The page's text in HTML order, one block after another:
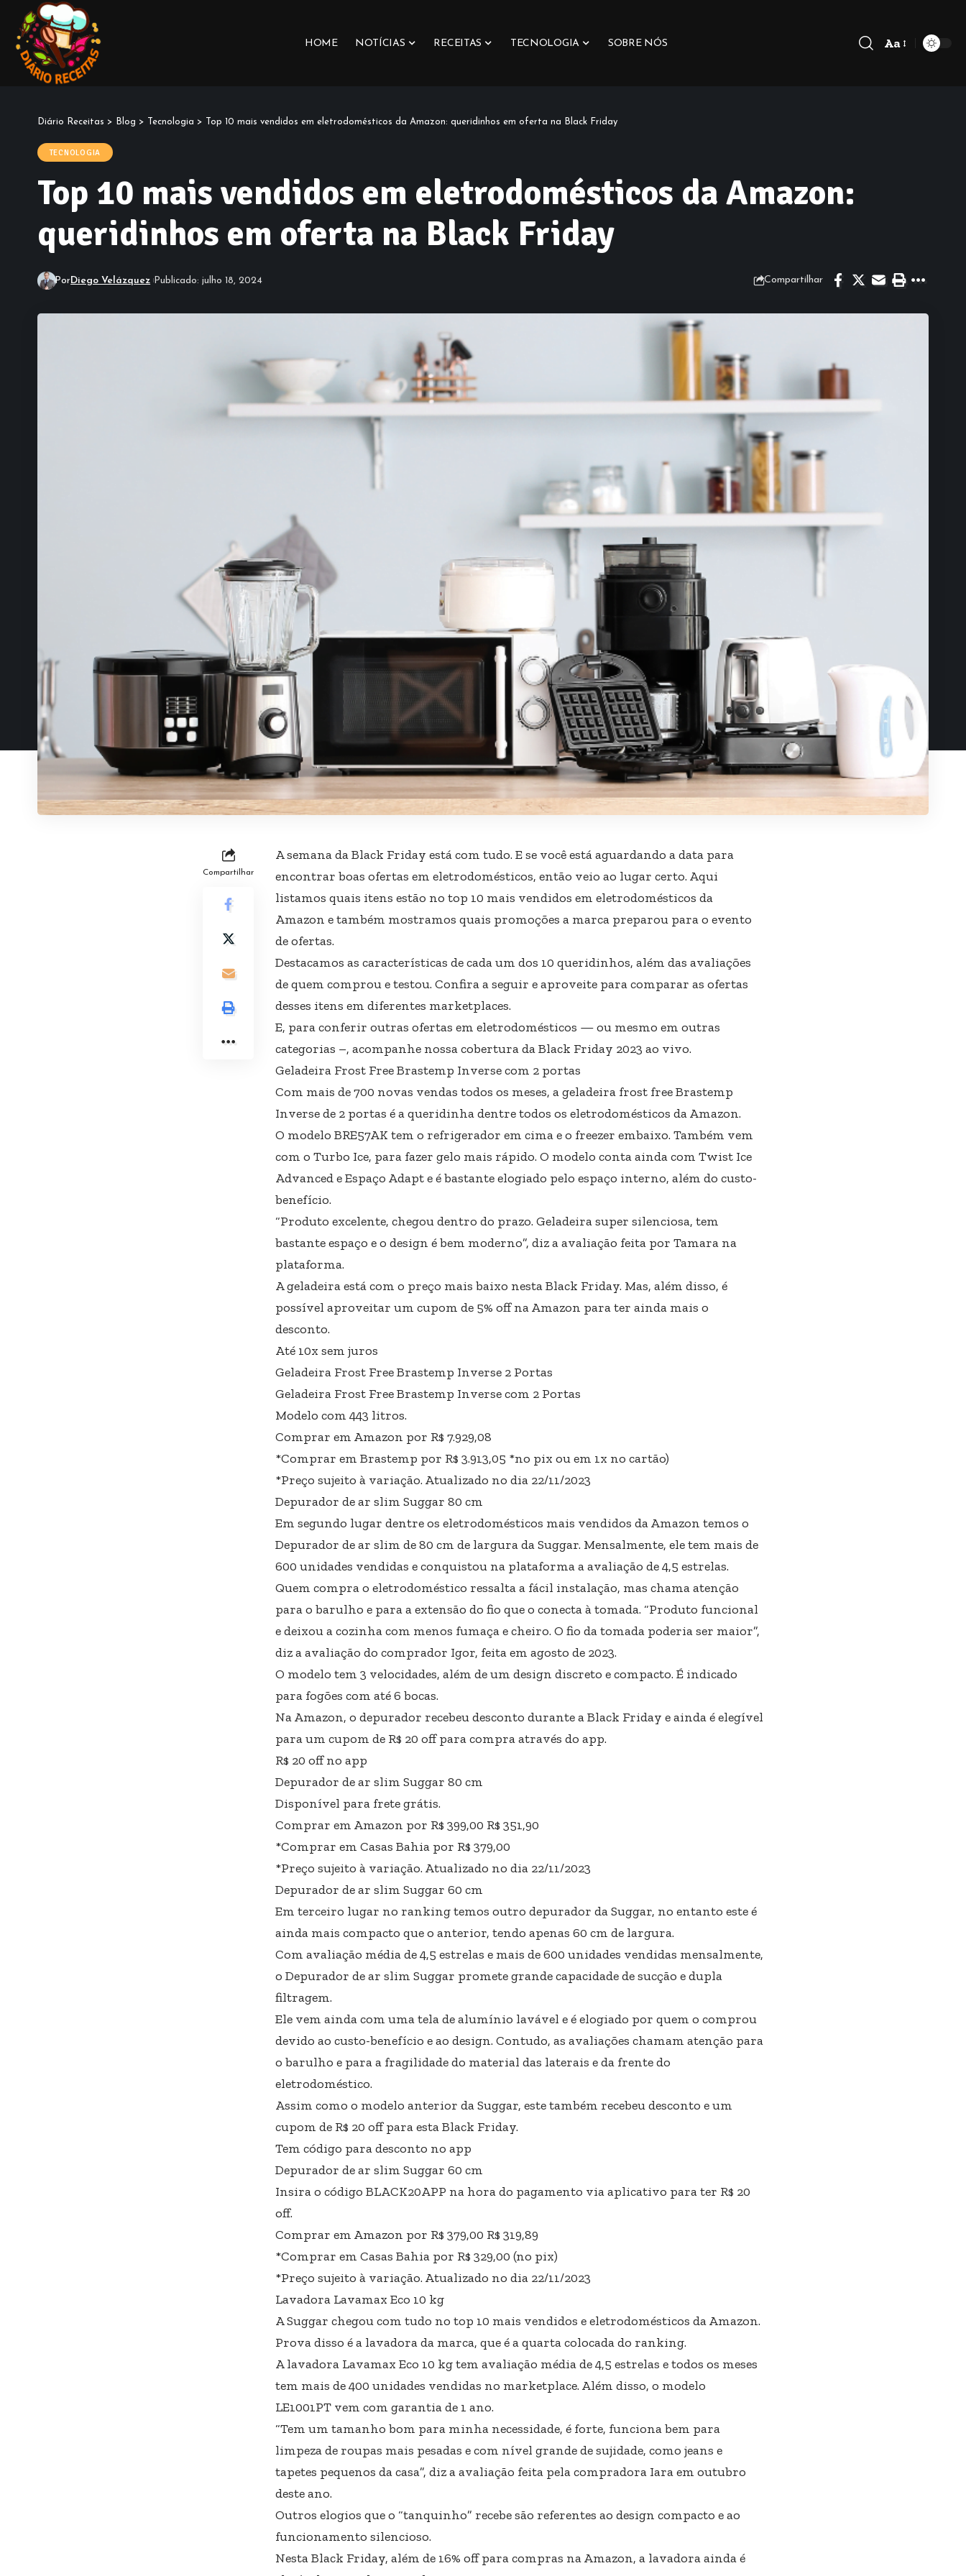
HOME NOTÍCIAS RECEITAS TECNOLOGIA SOBRE NÓS Aa
Diário Receitas > Blog > Tecnologia > Top 10 mais vendidos em eletrodomésticos da Amazon: queridinhos em oferta na Black Friday
TECNOLOGIA
Top 10 mais vendidos em eletrodomésticos da Amazon:
queridinhos em oferta na Black Friday
PorDiego Velázquez Publicado: julho 18, 2024 Compartilhar
Compartilhar
A semana da Black Friday está com tudo. E se você está aguardando a data para
encontrar boas ofertas em eletrodomésticos, então veio ao lugar certo. Aqui
listamos quais itens estão no top 10 mais vendidos em eletrodomésticos da
Amazon e também mostramos quais promoções a marca preparou para o evento
de ofertas.
Destacamos as características de cada um dos 10 queridinhos, além das avaliações
de quem comprou e testou. Confira a seguir e aproveite para comparar as ofertas
desses itens em diferentes marketplaces.
E, para conferir outras ofertas em eletrodomésticos — ou mesmo em outras
categorias –, acompanhe nossa cobertura da Black Friday 2023 ao vivo.
Geladeira Frost Free Brastemp Inverse com 2 portas
Com mais de 700 novas vendas todos os meses, a geladeira frost free Brastemp
Inverse de 2 portas é a queridinha dentre todos os eletrodomésticos da Amazon.
O modelo BRE57AK tem o refrigerador em cima e o freezer embaixo. Também vem
com o Turbo Ice, para fazer gelo mais rápido. O modelo conta ainda com Twist Ice
Advanced e Espaço Adapt e é bastante elogiado pelo espaço interno, além do custo-
benefício.
“Produto excelente, chegou dentro do prazo. Geladeira super silenciosa, tem
bastante espaço e o design é bem moderno”, diz a avaliação feita por Tamara na
plataforma.
A geladeira está com o preço mais baixo nesta Black Friday. Mas, além disso, é
possível aproveitar um cupom de 5% off na Amazon para ter ainda mais o
desconto.
Até 10x sem juros
Geladeira Frost Free Brastemp Inverse 2 Portas
Geladeira Frost Free Brastemp Inverse com 2 Portas
Modelo com 443 litros.
Comprar em Amazon por R$ 7.929,08
*Comprar em Brastemp por R$ 3.913,05 *no pix ou em 1x no cartão)
*Preço sujeito à variação. Atualizado no dia 22/11/2023
Depurador de ar slim Suggar 80 cm
Em segundo lugar dentre os eletrodomésticos mais vendidos da Amazon temos o
Depurador de ar slim de 80 cm de largura da Suggar. Mensalmente, ele tem mais de
600 unidades vendidas e conquistou na plataforma a avaliação de 4,5 estrelas.
Quem compra o eletrodoméstico ressalta a fácil instalação, mas chama atenção
para o barulho e para a extensão do fio que o conecta à tomada. “Produto funcional
e deixou a cozinha com menos fumaça e cheiro. O fio da tomada poderia ser maior”,
diz a avaliação do comprador Igor, feita em agosto de 2023.
O modelo tem 3 velocidades, além de um design discreto e compacto. É indicado
para fogões com até 6 bocas.
Na Amazon, o depurador recebeu desconto durante a Black Friday e ainda é elegível
para um cupom de R$ 20 off para compra através do app.
R$ 20 off no app
Depurador de ar slim Suggar 80 cm
Disponível para frete grátis.
Comprar em Amazon por R$ 399,00 R$ 351,90
*Comprar em Casas Bahia por R$ 379,00
*Preço sujeito à variação. Atualizado no dia 22/11/2023
Depurador de ar slim Suggar 60 cm
Em terceiro lugar no ranking temos outro depurador da Suggar, no entanto este é
ainda mais compacto que o anterior, tendo apenas 60 cm de largura.
Com avaliação média de 4,5 estrelas e mais de 600 unidades vendidas mensalmente,
o Depurador de ar slim Suggar promete grande capacidade de sucção e dupla
filtragem.
Ele vem ainda com uma tela de alumínio lavável e é elogiado por quem o comprou
devido ao custo-benefício e ao design. Contudo, as avaliações chamam atenção para
o barulho e para a fragilidade do material das laterais e da frente do
eletrodoméstico.
Assim como o modelo anterior da Suggar, este também recebeu desconto e um
cupom de R$ 20 off para esta Black Friday.
Tem código para desconto no app
Depurador de ar slim Suggar 60 cm
Insira o código BLACK20APP na hora do pagamento via aplicativo para ter R$ 20
off.
Comprar em Amazon por R$ 379,00 R$ 319,89
*Comprar em Casas Bahia por R$ 329,00 (no pix)
*Preço sujeito à variação. Atualizado no dia 22/11/2023
Lavadora Lavamax Eco 10 kg
A Suggar chegou com tudo no top 10 mais vendidos e eletrodomésticos da Amazon.
Prova disso é a lavadora da marca, que é a quarta colocada do ranking.
A lavadora Lavamax Eco 10 kg tem avaliação média de 4,5 estrelas e todos os meses
tem mais de 400 unidades vendidas no marketplace. Além disso, o modelo
LE1001PT vem com garantia de 1 ano.
“Tem um tamanho bom para minha necessidade, é forte, funciona bem para
limpeza de roupas mais pesadas e com nível grande de sujidade, como jeans e
tapetes pequenos da casa”, diz a avaliação feita pela compradora Iara em outubro
deste ano.
Outros elogios que o “tanquinho” recebe são referentes ao design compacto e ao
funcionamento silencioso.
Nesta Black Friday, além de 16% off para compras na Amazon, a lavadora ainda é